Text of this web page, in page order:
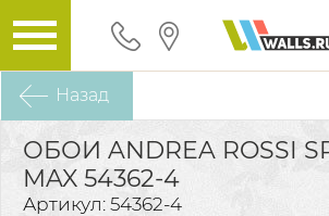
Назад
ОБОИ ANDREA ROSSI
MAX 54362-4
Артикул: 54362-4